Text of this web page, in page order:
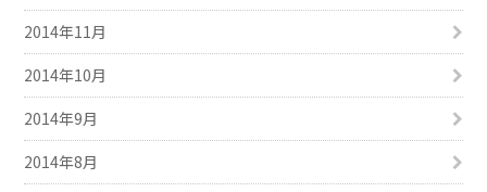
2014年11月
2014年10月
2014年9月
2014年8月